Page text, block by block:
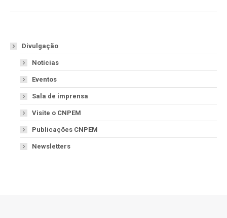
Divulgação
Notícias
Eventos
Sala de imprensa
Visite o CNPEM
Publicações CNPEM
Newsletters